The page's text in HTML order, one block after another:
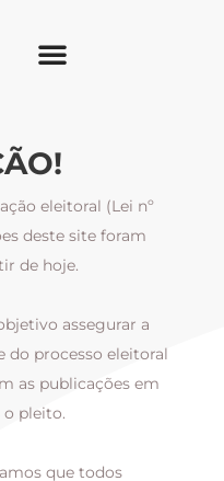
eleitoral (Lei nº
deste site foram
de hoje.
assegurar a
do processo eleitoral
as publicações em
pleito.
que todos